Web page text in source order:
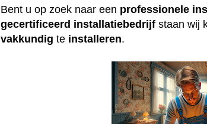
Bent u op zoek naar een professionele
gecertificeerd installatiebedrijf staan wij
vakkundig te installeren.